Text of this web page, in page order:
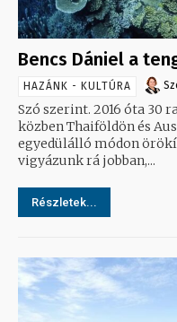
Bencs Dániel a
HAZÁNK - KULTÚRA
Szó szerint. 2016 óta 30
közben Thaiföldön és
egyedülálló módon
vigyázunk rá jobban,...
Részletek...